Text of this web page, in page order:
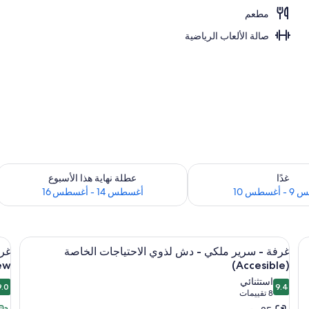
مطعم
صالة الألعاب الرياضية
غدًا
10
لغد للفترة أغسطس 9 - أغسطس 10
عطلة نهاية هذا الأسبوع
أغسطس 14 - أغسطس 16
تحقق من مدى التوفر لعطلة نهاية هذا الأسبوع
استعراض
جميع
صور
غرفة
مستلزمات مجانية للعناية الشخصية،
1
غرفة - سرير ملكي - دش لذوي الاحتياجات الخاصة
(Accesible)
9.49.4 من 10
استثنائي
8 تقييمات(8